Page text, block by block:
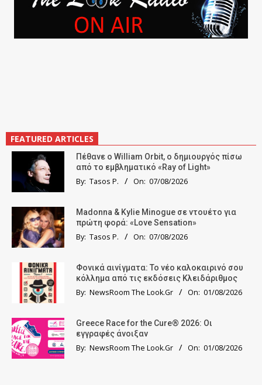
FEATURED ARTICLES
Πέθανε ο William Orbit, ο δημιουργός πίσω
από το εμβληματικό «Ray of Light»
By: Tasos P. On: 07/08/2026
Madonna & Kylie Minogue σε ντουέτο για
πρώτη φορά: «Love Sensation»
By: Tasos P. On: 07/08/2026
Φονικά αινίγματα: Το νέο καλοκαιρινό σου
κόλλημα από τις εκδόσεις Κλειδάριθμος
By: NewsRoom The Look.Gr On: 01/08/2026
Greece Race for the Cure® 2026: Οι
εγγραφές άνοιξαν
By: NewsRoom The Look.Gr On: 01/08/2026